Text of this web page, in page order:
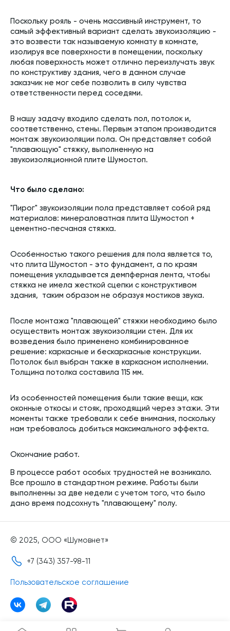
Поскольку рояль - очень массивный инструмент, то
самый эффективный вариант сделать звукоизоляцию -
это возвести так называемую комнату в комнате,
изолируя все поверхности в помещении, поскольку
любая поверхность может отлично переизлучать звук
по конструктиву здания, чего в данном случае
заказчик не мог себе позволить в силу чувства
ответственности перед соседями.
В нашу задачу входило сделать пол, потолок и,
соответственно, стены. Первым этапом производится
монтаж звукоизоляции пола. Он представляет собой
"плавающую" стяжку, выполненную на
звукоизоляционной плите Шумостоп.
Что было сделано:
"Пирог" звукоизоляции пола представляет собой ряд
материалов: минераловатная плита Шумостоп +
цементно-песчаная стяжка.
Особенностью такого решения для пола является то,
что плита Шумостоп - это фундамент, а по краям
помещения укладывается демпферная лента, чтобы
стяжка не имела жесткой сцепки с конструктивом
здания, таким образом не образуя мостиков звука.
После монтажа "плавающей" стяжки необходимо было
осуществить монтаж звукоизоляции стен. Для их
возведения было применено комбинированное
решение: каркасные и бескаркасные конструкции.
Потолок был выбран также в каркасном исполнении.
Толщина потолка составила 115 мм.
Из особенностей помещения были такие вещи, как
оконные откосы и стояк, проходящий через этажи. Эти
моменты также требовали к себе внимания, поскольку
нам требовалось добиться максимального эффекта.
Окончание работ.
В процессе работ особых трудностей не возникало.
Все прошло в стандартном режиме. Работы были
выполненны за две недели с учетом того, что было
дано время подсохнуть "плавающему" полу.
© 2025, ООО «Шумовнет»
+7 (343) 357-98-11
Пользовательское соглашение